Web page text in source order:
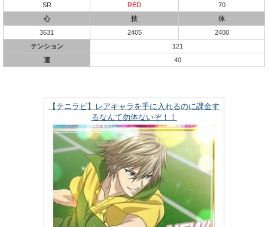
SR
RED
70
心
技
体
3631
2405
2400
テンション
121
運
40
【テニラビ】レアキャラを手に入れるのに課金す
るなんて勿体ないぞ！！